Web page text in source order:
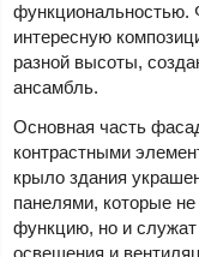
функциональностью.
интересную
разной высоты,
ансамбль.
Основная часть
контрастными
крыло здания
панелями, которые
функцию, но и служат
освещения и